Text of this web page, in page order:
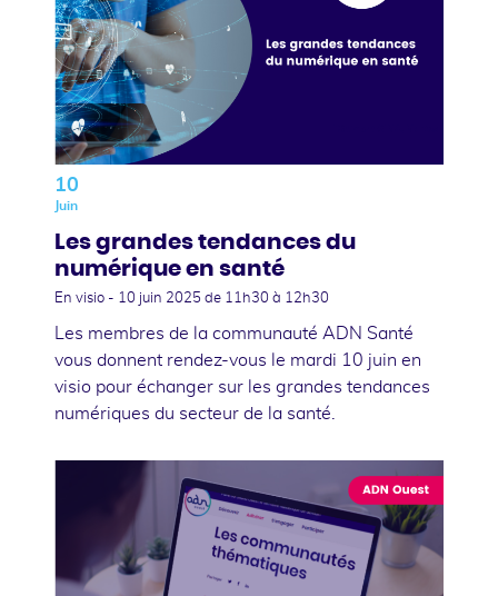
10
Juin
Les grandes tendances du
numérique en santé
En visio - 10 juin 2025 de 11h30 à 12h30
Les membres de la communauté ADN Santé
vous donnent rendez-vous le mardi 10 juin en
visio pour échanger sur les grandes tendances
numériques du secteur de la santé.